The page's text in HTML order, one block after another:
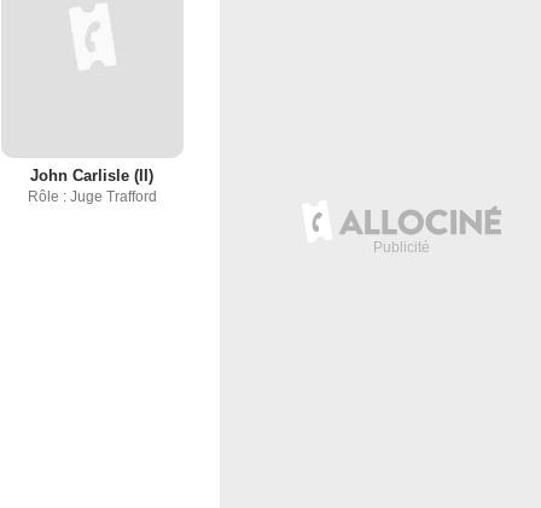
John Carlisle (II)
Rôle : Juge Trafford